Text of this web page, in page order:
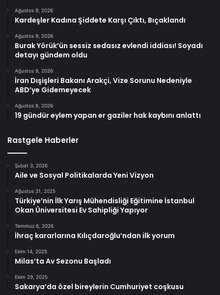
Ağustos 9, 2026
Kardeşler Kadına Şiddete Karşı Çıktı, Bıçaklandı
Ağustos 9, 2026
Burak Yörük’ün sessiz sedasız evlendi iddiası! Soyadı
detayı gündem oldu
Ağustos 9, 2026
İran Dışişleri Bakanı Arakçi, Vize Sorunu Nedeniyle
ABD’ye Gidemeyecek
Ağustos 8, 2026
19 gündür eylem yapan er gaziler hak kaybını anlattı
Rastgele Haberler
Şubat 3, 2026
Aile ve Sosyal Politikalarda Yeni Vizyon
Ağustos 31, 2025
Türkiye’nin İlk Yarış Mühendisliği Eğitimine İstanbul
Okan Üniversitesi Ev Sahipliği Yapıyor
Temmuz 6, 2026
İhraç kararlarına Kılıçdaroğlu’ndan ilk yorum
Ekim 14, 2025
Milas’ta Av Sezonu Başladı
Ekim 29, 2025
Sakarya’da özel bireylerin Cumhuriyet coşkusu